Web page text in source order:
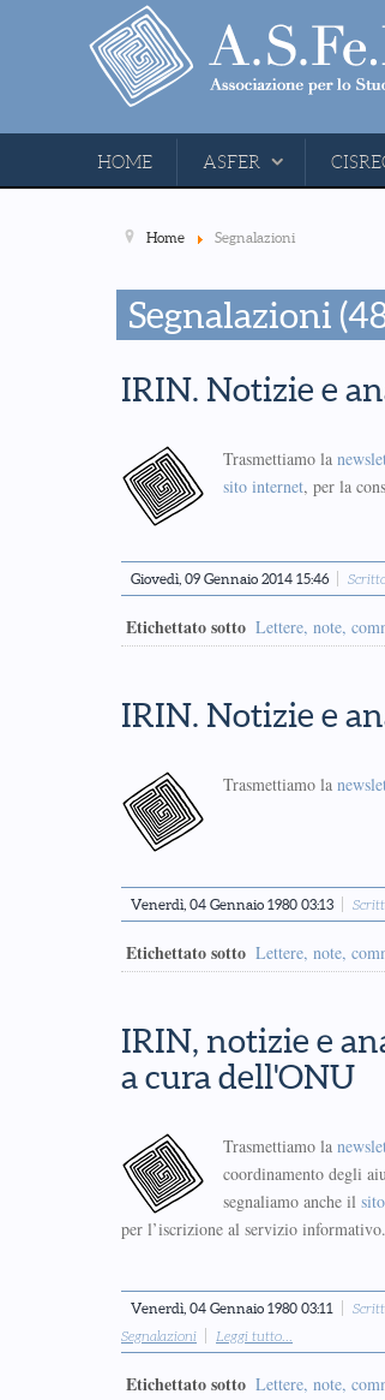
HOME ASFER
Home Segnalazioni
Segnalazioni
IRIN. Notizie e
Trasmettiamo la
sito internet, per la
Giovedì, 09 Gennaio 2014 15:46
Etichettato sotto Lettere, note,
IRIN. Notizie e
Trasmettiamo la
Venerdì, 04 Gennaio 1980 03:13
Etichettato sotto Lettere, note,
IRIN, notizie e
a cura dell'ONU
Trasmettiamo la
coordinamento degli
segnaliamo anche il
per l’iscrizione al servizio informativo.
Venerdì, 04 Gennaio 1980 03:11
Segnalazioni
Leggi tutto...
Etichettato sotto Lettere, note,